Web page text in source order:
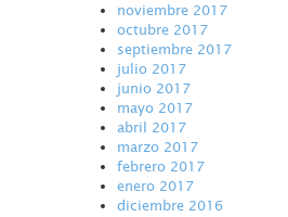
noviembre 2017
octubre 2017
septiembre 2017
julio 2017
junio 2017
mayo 2017
abril 2017
marzo 2017
febrero 2017
enero 2017
diciembre 2016